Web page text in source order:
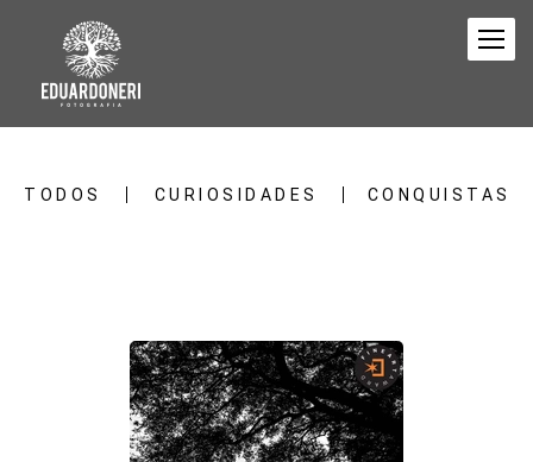
TODOS CURIOSIDADES CONQUISTAS